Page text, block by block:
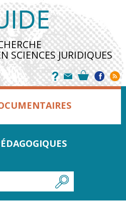
SCIENCES JURIDIQUES